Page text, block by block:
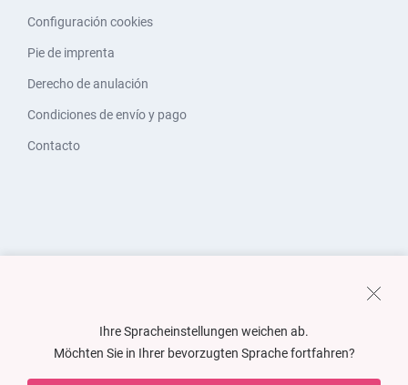
Configuración cookies
Pie de imprenta
Derecho de anulación
Condiciones de envío y pago
Contacto
Ihre Spracheinstellungen weichen ab.
Möchten Sie in Ihrer bevorzugten Sprache fortfahren?